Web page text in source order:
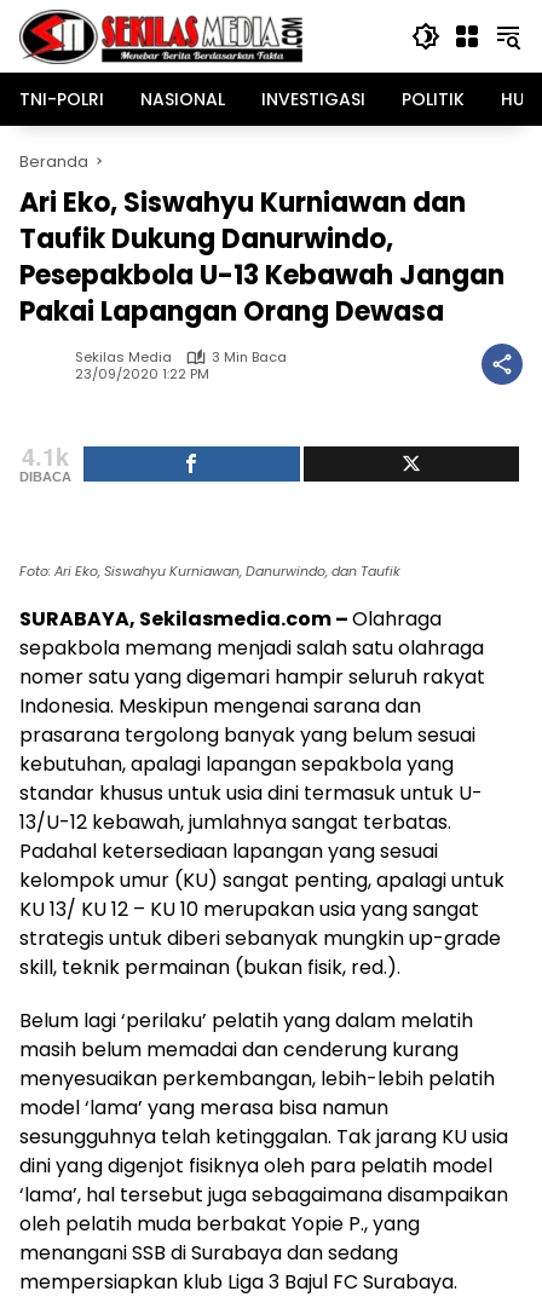
Langsung
konten
TNI-POLRI
NASIONAL INVESTIGASI POLITIK
Beranda
Ari Eko, Siswahyu Kurniawan dan
Taufik Dukung Danurwindo,
Pesepakbola U-13 Kebawah Jangan
Pakai Lapangan Orang Dewasa
Sekilas Media
3 Min Baca
23/09/2020 1:22 PM
4.1k
DIBACA
Foto: Ari Eko, Siswahyu Kurniawan, Danurwindo, dan Taufik
SURABAYA, Sekilasmedia.com –Olahraga
sepakbola memang menjadi salah satu olahraga
nomer satu yang digemari hampir seluruh rakyat
Indonesia. Meskipun mengenai sarana dan
prasarana tergolong banyak yang belum sesuai
kebutuhan, apalagi lapangan sepakbola yang
standar khusus untuk usia dini termasuk untuk U-
13/U-12 kebawah, jumlahnya sangat terbatas.
Padahal ketersediaan lapangan yang sesuai
kelompok umur (KU) sangat penting, apalagi untuk
KU 13/ KU 12 – KU 10 merupakan usia yang sangat
strategis untuk diberi sebanyak mungkin up-grade
skill, teknik permainan (bukan fisik, red.).
Belum lagi ‘perilaku’ pelatih yang dalam melatih
masih belum memadai dan cenderung kurang
menyesuaikan perkembangan, lebih-lebih pelatih
model ‘lama’ yang merasa bisa namun
sesungguhnya telah ketinggalan. Tak jarang KU usia
dini yang digenjot fisiknya oleh para pelatih model
‘lama’, hal tersebut juga sebagaimana disampaikan
oleh pelatih muda berbakat Yopie P., yang
menangani SSB di Surabaya dan sedang
mempersiapkan klub Liga 3 Bajul FC Surabaya.